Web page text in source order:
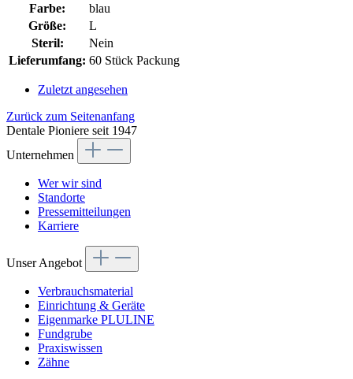
Farbe:
blau
Größe:
L
Steril:
Nein
Lieferumfang: 60 Stück Packung
Zuletzt angesehen
Zurück zum Seitenanfang
Dentale Pioniere seit 1947
Unternehmen
Wer wir sind
Standorte
Pressemitteilungen
Karriere
Unser Angebot
Verbrauchsmaterial
Einrichtung & Geräte
Eigenmarke PLULINE
Fundgrube
Praxiswissen
Zähne